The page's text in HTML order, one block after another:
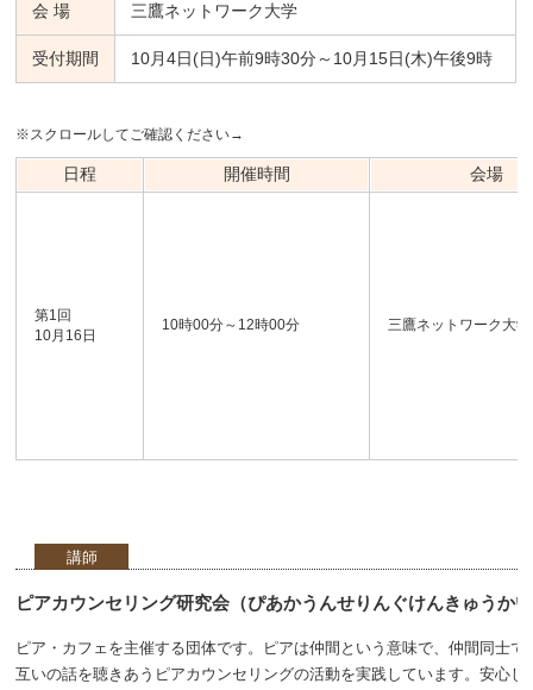
会 場 三鷹ネットワーク大学
受付期間 10月4日(日)午前9時30分～10月15日(木)午後9時
※スクロールしてご確認ください→
日程 開催時間 会場
第1回
10月16日
10時00分～12時00分 三鷹ネットワーク大学
講師
ピアカウンセリング研究会（ぴあかうんせりんぐけんきゅうか
ピア・カフェを主催する団体です。ピアは仲間という意味で、仲間同士で
互いの話を聴きあうピアカウンセリングの活動を実践しています。安心し